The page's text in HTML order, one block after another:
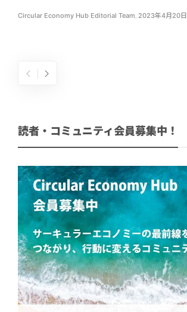
Circular Economy Hub Editorial Team 2023年4月20日
読者・コミュニティ会員募集中！